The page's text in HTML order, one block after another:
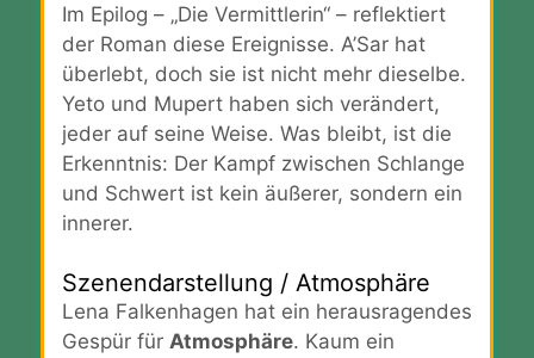
Im Epilog – „Die Vermittlerin“ – reflektiert
der Roman diese Ereignisse. A’Sar hat
überlebt, doch sie ist nicht mehr dieselbe.
Yeto und Mupert haben sich verändert,
jeder auf seine Weise. Was bleibt, ist die
Erkenntnis: Der Kampf zwischen Schlange
und Schwert ist kein äußerer, sondern ein
innerer.
Szenendarstellung / Atmosphäre
Lena Falkenhagen hat ein herausragendes
Gespür für Atmosphäre. Kaum ein